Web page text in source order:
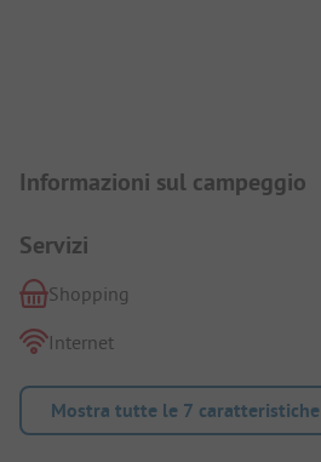
Informazioni sul campeggio
Servizi
Shopping
Internet
Mostra tutte le 7 caratteristiche